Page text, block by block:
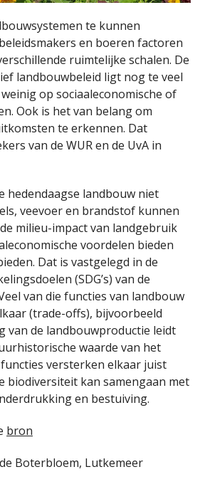
te kunnen
en boeren factoren
ruimtelijke schalen. De
landbouwbeleid ligt nog te veel
op sociaaleconomische of
Ook is het van belang om
te erkennen. Dat
van de WUR en de UvA in
hedendaagse landbouw niet
veevoer en brandstof kunnen
milieu-impact van landgebruik
voordelen bieden
Dat is vastgelegd in de
(SDG’s) van de
van die functies van landbouw
(trade-offs), bijvoorbeeld
van de landbouwproductie leidt
waarde van het
versterken elkaar juist
biodiversiteit kan samengaan met
en bestuiving.
bron
Boterbloem, Lutkemeer